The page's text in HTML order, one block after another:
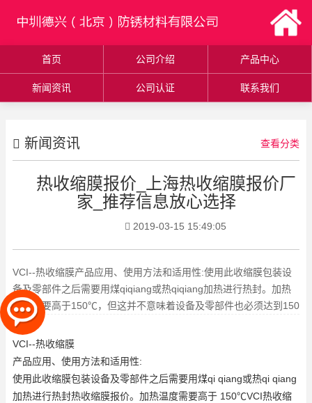
首页 公司介绍 产品中心
新闻资讯 公司认证 联系我们
新闻资讯 查看分类
热收缩膜报价_上海热收缩膜报价厂
家_推荐信息放心选择
2019-03-15 15:49:05
VCI--热收缩膜产品应用、使用方法和适用性:使用此收缩膜包装设
备及零部件之后需要用煤qiqiang或热qiqiang加热进行热封。加热
温度需要高于150℃，但这并不意味着设备及零部件也必须达到150
VCI--热收缩膜
产品应用、使用方法和适用性:
使用此收缩膜包装设备及零部件之后需要用煤qi qiang或热qi qiang
加热进行热封热收缩膜报价。加热温度需要高于 150℃VCI热收缩